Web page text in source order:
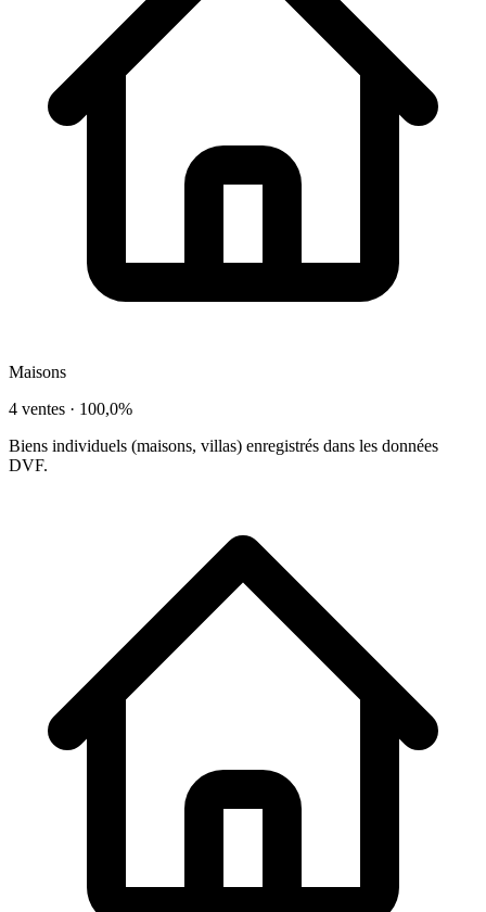
Maisons
4 ventes · 100,0%
Biens individuels (maisons, villas) enregistrés dans les données
DVF.